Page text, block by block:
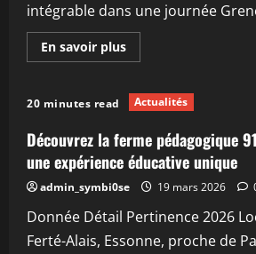
intégrable dans une journée
En savoir plusEn
savoir
Découvrir
la
pédagogique
à
Grenoble
:
une
sortie
familiale
en
20 minutes read Actualités
Découvrez la ferme pédagogique
une expérience éducative unique
admin_symbi0se 19 mars 2026
Donnée Détail Pertinence 2026
Ferté-Alais, Essonne, proche de